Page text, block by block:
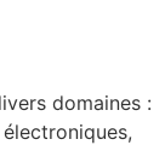
domaines :